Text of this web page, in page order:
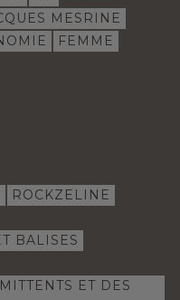
MESRINE
FEMME
ROCKZELINE
BALISES
ET DES